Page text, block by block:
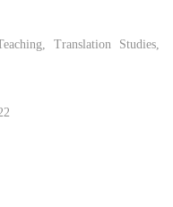
Translation Studies,